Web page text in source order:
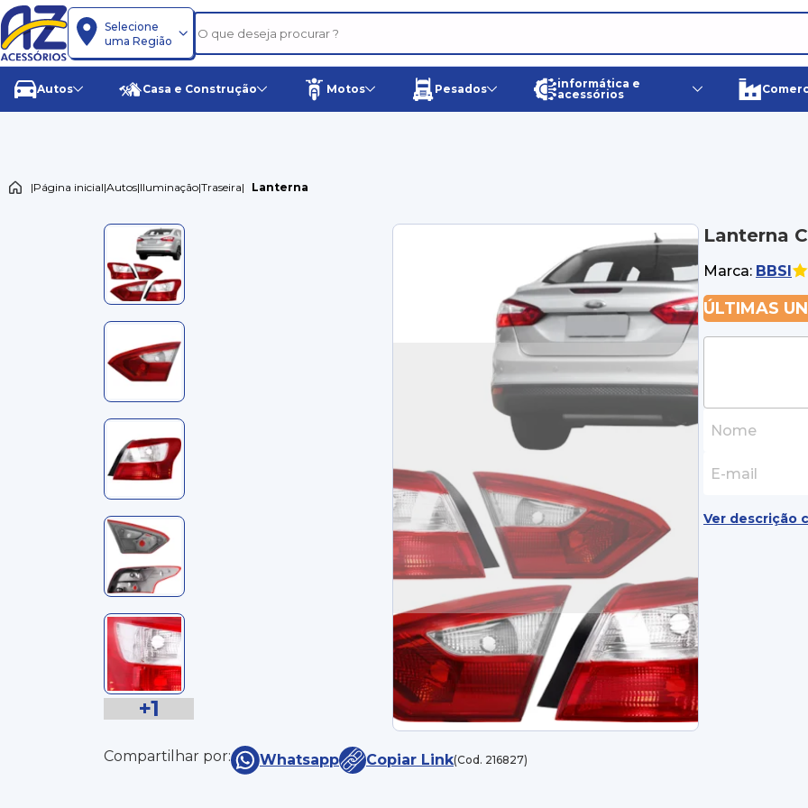
Selecione
uma Região
Autos Casa e Construção Motos Pesados
informática e
acessórios
|Página inicial|Autos|Iluminação|Traseira| Lanterna
+1
Compartilhar por: Whatsapp Copiar Link(Cod. 216827)
Lanterna
Marca: BBSI
ÚLTIMAS
Ver descrição